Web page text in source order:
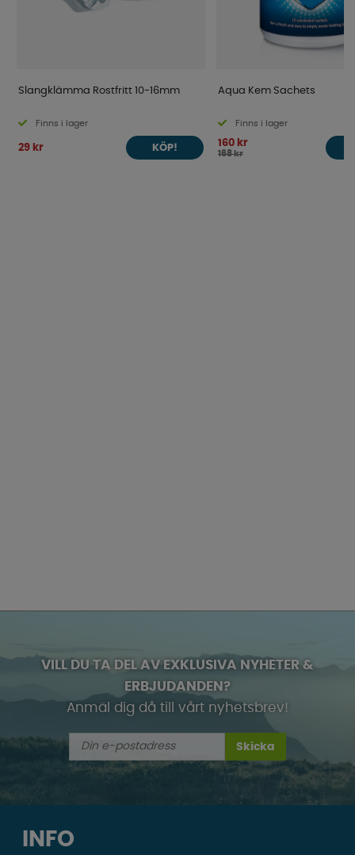
Slangklämma Rostfritt 10-16mm
Finns i lager
29 kr KÖP!
Aqua Kem Sachets
Finns i lager
160 kr
168 kr
VILL DU TA DEL AV EXKLUSIVA NYHETER &
ERBJUDANDEN?
Anmäl dig då till vårt nyhetsbrev!
Skicka
INFO